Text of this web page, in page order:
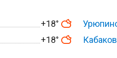
+18°
+18°